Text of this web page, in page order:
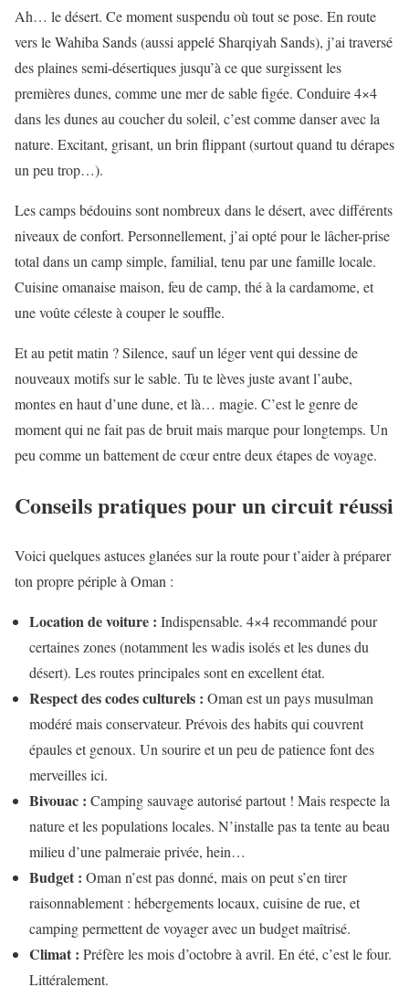
Ah… le désert. Ce moment suspendu où tout se pose. En route
vers le Wahiba Sands (aussi appelé Sharqiyah Sands), j’ai traversé
des plaines semi-désertiques jusqu’à ce que surgissent les
premières dunes, comme une mer de sable figée. Conduire 4×4
dans les dunes au coucher du soleil, c’est comme danser avec la
nature. Excitant, grisant, un brin flippant (surtout quand tu dérapes
un peu trop…).
Les camps bédouins sont nombreux dans le désert, avec différents
niveaux de confort. Personnellement, j’ai opté pour le lâcher-prise
total dans un camp simple, familial, tenu par une famille locale.
Cuisine omanaise maison, feu de camp, thé à la cardamome, et
une voûte céleste à couper le souffle.
Et au petit matin ? Silence, sauf un léger vent qui dessine de
nouveaux motifs sur le sable. Tu te lèves juste avant l’aube,
montes en haut d’une dune, et là… magie. C’est le genre de
moment qui ne fait pas de bruit mais marque pour longtemps. Un
peu comme un battement de cœur entre deux étapes de voyage.
Conseils pratiques pour un circuit réussi
Voici quelques astuces glanées sur la route pour t’aider à préparer
ton propre périple à Oman :
Location de voiture : Indispensable. 4×4 recommandé pour
certaines zones (notamment les wadis isolés et les dunes du
désert). Les routes principales sont en excellent état.
Respect des codes culturels : Oman est un pays musulman
modéré mais conservateur. Prévois des habits qui couvrent
épaules et genoux. Un sourire et un peu de patience font des
merveilles ici.
Bivouac : Camping sauvage autorisé partout ! Mais respecte la
nature et les populations locales. N’installe pas ta tente au beau
milieu d’une palmeraie privée, hein…
Budget : Oman n’est pas donné, mais on peut s’en tirer
raisonnablement : hébergements locaux, cuisine de rue, et
camping permettent de voyager avec un budget maîtrisé.
Climat : Préfère les mois d’octobre à avril. En été, c’est le four.
Littéralement.